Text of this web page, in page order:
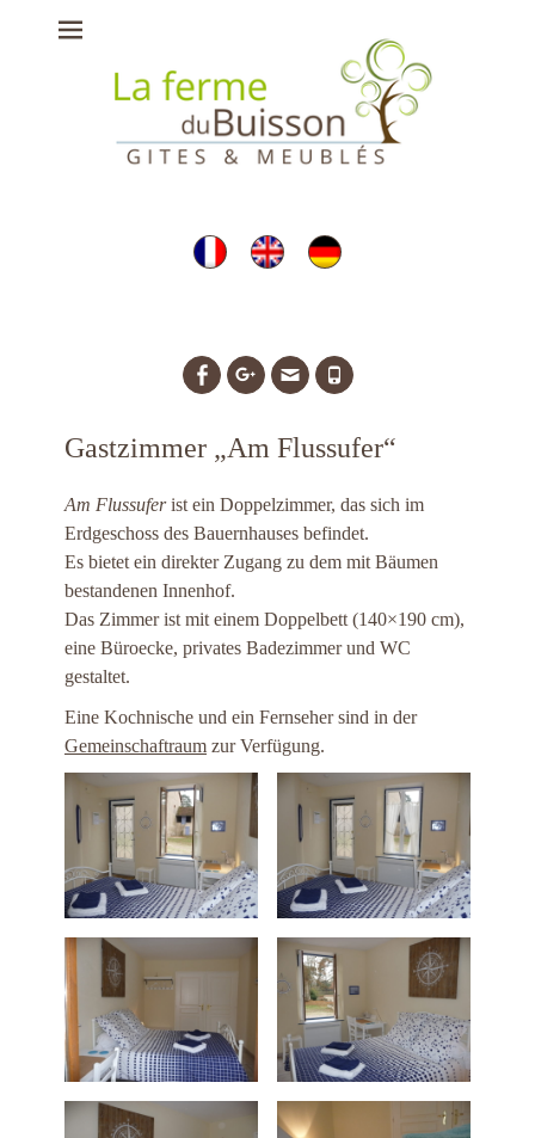
Ferme du Buisson
- gîtes, chambres
d'hôtes et meublés
à Briare
FacebookGoogleplus
EmailTél
Gastzimmer „Am Flussufer“
Am Flussuferist ein Doppelzimmer, das sich im
Erdgeschoss des Bauernhauses befindet.
Es bietet ein direkter Zugang zu dem mit Bäumen
bestandenen Innenhof.
Das Zimmer ist mit einem Doppelbett (140×190 cm),
eine Büroecke, privates Badezimmer und WC
gestaltet.
Eine Kochnische und ein Fernseher sind in der
Gemeinschaftraum zur Verfügung.